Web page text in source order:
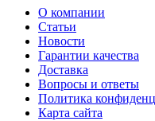
О компании
Статьи
Новости
Гарантии качества
Доставка
Вопросы и ответы
Политика
Карта сайта